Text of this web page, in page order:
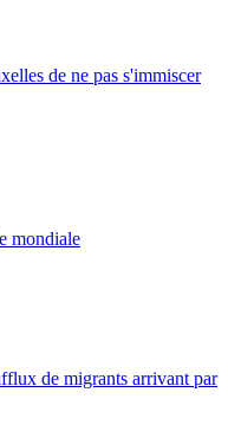
de ne pas s'immiscer
mondiale
de migrants arrivant par